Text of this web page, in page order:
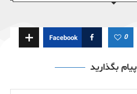
0
Facebook
پیام بگذارید